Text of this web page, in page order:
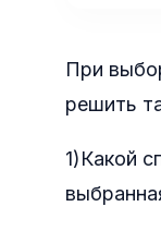
При
решить
1)Какой